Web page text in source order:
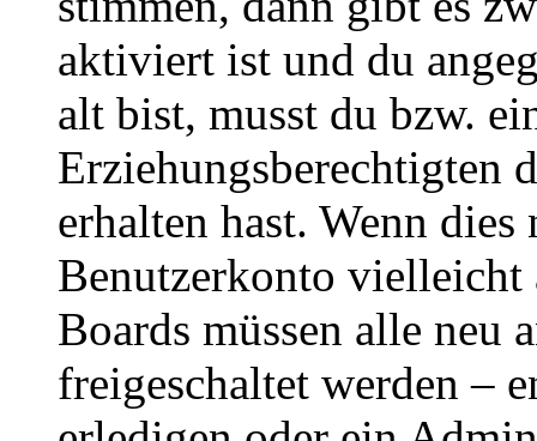
aktiviert ist und du
alt bist, musst du bzw.
Erziehungsberechtigten
erhalten hast. Wenn
Benutzerkonto
Boards müssen alle neu
freigeschaltet werden –